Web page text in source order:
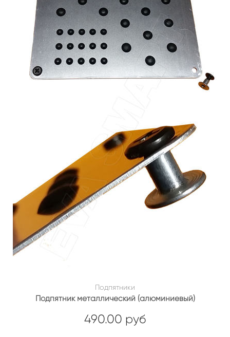
Подпятники
Подпятник металлический (алюминиевый)
490.00 руб